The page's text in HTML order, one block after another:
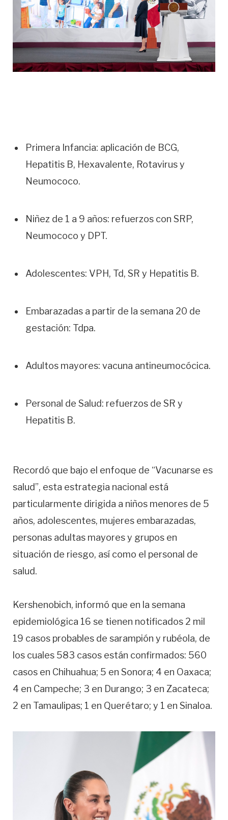
Primera Infancia: aplicación de BCG,
Hepatitis B, Hexavalente, Rotavirus y
Neumococo.
Niñez de 1 a 9 años: refuerzos con SRP,
Neumococo y DPT.
Adolescentes: VPH, Td, SR y Hepatitis B.
Embarazadas a partir de la semana 20 de
gestación: Tdpa.
Adultos mayores: vacuna antineumocócica.
Personal de Salud: refuerzos de SR y
Hepatitis B.
Recordó que bajo el enfoque de “Vacunarse es
salud”, esta estrategia nacional está
particularmente dirigida a niños menores de 5
años, adolescentes, mujeres embarazadas,
personas adultas mayores y grupos en
situación de riesgo, así como el personal de
salud.
Kershenobich, informó que en la semana
epidemiológica 16 se tienen notificados 2 mil
19 casos probables de sarampión y rubéola, de
los cuales 583 casos están confirmados: 560
casos en Chihuahua; 5 en Sonora; 4 en Oaxaca;
4 en Campeche; 3 en Durango; 3 en Zacateca;
2 en Tamaulipas; 1 en Querétaro; y 1 en Sinaloa.